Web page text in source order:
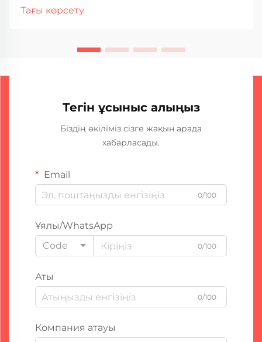
негіздік материал ретінде таңдалып алынуда.
Тағы көрсету
Тегін ұсыныс алыңыз
Біздің өкіліміз сізге жақын арада
хабарласады.
Email
0/100
Ұялы/WhatsApp
Code
0/100
Аты
0/100
Компания атауы